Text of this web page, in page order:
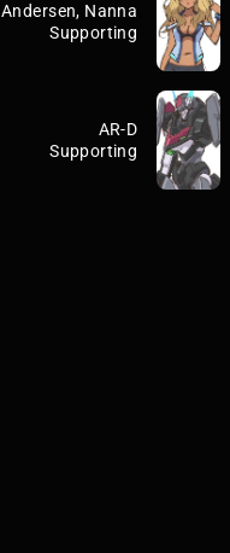
Andersen, Nanna
Supporting
AR-D
Supporting